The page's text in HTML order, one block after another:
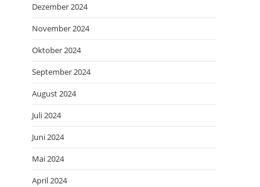
Dezember 2024
November 2024
Oktober 2024
September 2024
August 2024
Juli 2024
Juni 2024
Mai 2024
April 2024